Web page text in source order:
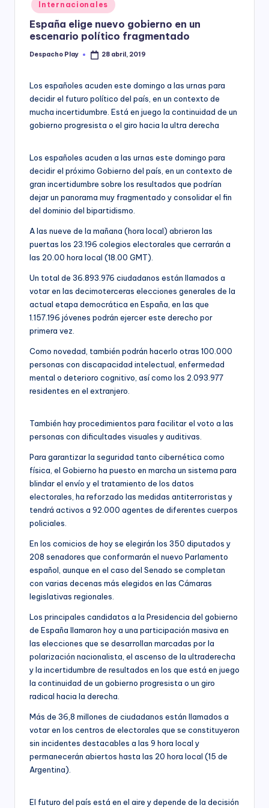
y
in
Internacionales
España elige nuevo gobierno en un
escenario político fragmentado
Posted
Despacho Play 28 abril, 2019
Los españoles acuden este domingo a las urnas para
decidir el futuro político del país, en un contexto de
mucha incertidumbre. Está en juego la continuidad de un
gobierno progresista o el giro hacia la ultra derecha
Los españoles acuden a las urnas este domingo para
decidir el próximo Gobierno del país, en un contexto de
gran incertidumbre sobre los resultados que podrían
dejar un panorama muy fragmentado y consolidar el fin
del dominio del bipartidismo.
A las nueve de la mañana (hora local) abrieron las
puertas los 23.196 colegios electorales que cerrarán a
las 20.00 hora local (18.00 GMT).
Un total de 36.893.976 ciudadanos están llamados a
votar en las decimoterceras elecciones generales de la
actual etapa democrática en España, en las que
1.157.196 jóvenes podrán ejercer este derecho por
primera vez.
Como novedad, también podrán hacerlo otras 100.000
personas con discapacidad intelectual, enfermedad
mental o deterioro cognitivo, así como los 2.093.977
residentes en el extranjero.
También hay procedimientos para facilitar el voto a las
personas con dificultades visuales y auditivas.
Para garantizar la seguridad tanto cibernética como
física, el Gobierno ha puesto en marcha un sistema para
blindar el envío y el tratamiento de los datos
electorales, ha reforzado las medidas antiterroristas y
tendrá activos a 92.000 agentes de diferentes cuerpos
policiales.
En los comicios de hoy se elegirán los 350 diputados y
208 senadores que conformarán el nuevo Parlamento
español, aunque en el caso del Senado se completan
con varias decenas más elegidos en las Cámaras
legislativas regionales.
Los principales candidatos a la Presidencia del gobierno
de España llamaron hoy a una participación masiva en
las elecciones que se desarrollan marcadas por la
polarización nacionalista, el ascenso de la ultraderecha
y la incertidumbre de resultados en los que está en juego
la continuidad de un gobierno progresista o un giro
radical hacia la derecha.
Más de 36,8 millones de ciudadanos están llamados a
votar en los centros de electorales que se constituyeron
sin incidentes destacables a las 9 hora local y
permanecerán abiertos hasta las 20 hora local (15 de
Argentina).
El futuro del país está en el aire y depende de la decisión